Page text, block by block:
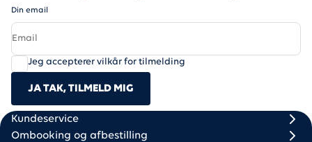
Din email
Jeg accepterer vilkår for tilmelding
JA TAK, TILMELD MIG
Scandlines
Footer column 1
Kundeservice
Ombooking og afbestilling
Footer column 2